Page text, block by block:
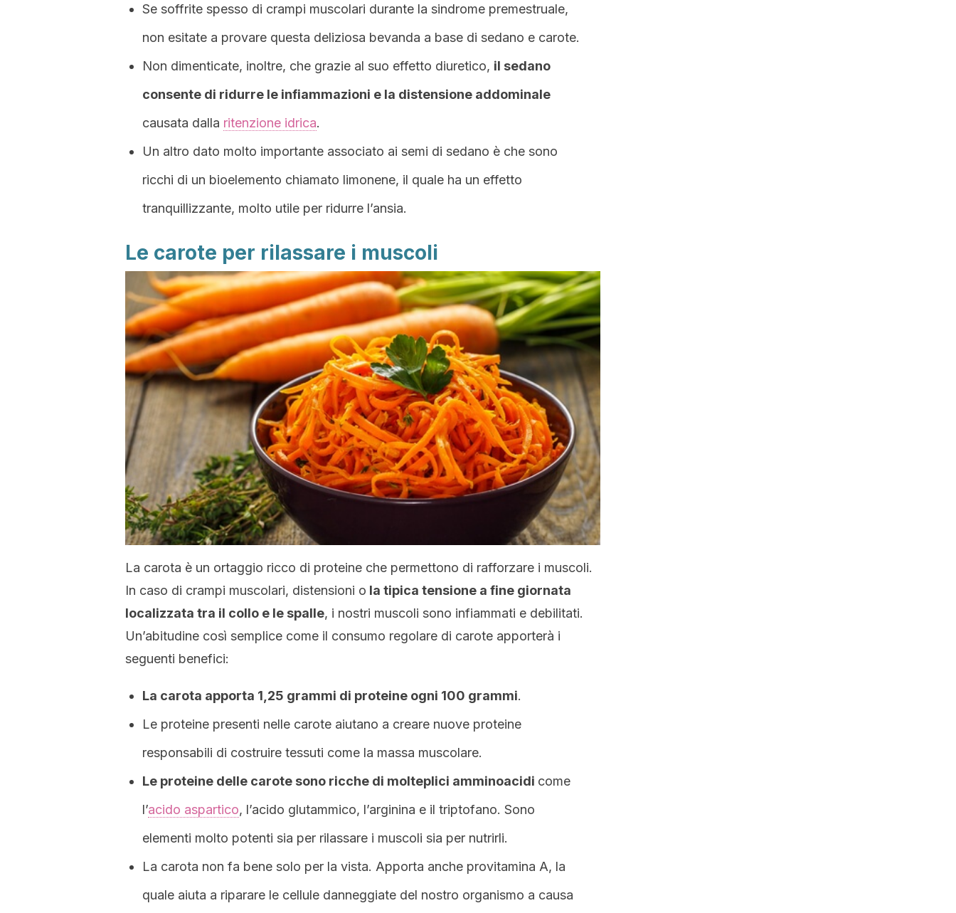
Se soffrite spesso di crampi muscolari durante la sindrome premestruale,
non esitate a provare questa deliziosa bevanda a base di sedano e carote.
Non dimenticate, inoltre, che grazie al suo effetto diuretico, il sedano
consente di ridurre le infiammazioni e la distensione addominale
causata dalla ritenzione idrica.
Un altro dato molto importante associato ai semi di sedano è che sono
ricchi di un bioelemento chiamato limonene, il quale ha un effetto
tranquillizzante, molto utile per ridurre l’ansia.
Le carote per rilassare i muscoli
La carota è un ortaggio ricco di proteine che permettono di rafforzare i muscoli.
In caso di crampi muscolari, distensioni o la tipica tensione a fine giornata
localizzata tra il collo e le spalle, i nostri muscoli sono infiammati e debilitati.
Un’abitudine così semplice come il consumo regolare di carote apporterà i
seguenti benefici:
La carota apporta 1,25 grammi di proteine ogni 100 grammi.
Le proteine presenti nelle carote aiutano a creare nuove proteine
responsabili di costruire tessuti come la massa muscolare.
Le proteine delle carote sono ricche di molteplici amminoacidi come
l’acido aspartico, l’acido glutammico, l’arginina e il triptofano. Sono
elementi molto potenti sia per rilassare i muscoli sia per nutrirli.
La carota non fa bene solo per la vista. Apporta anche provitamina A, la
quale aiuta a riparare le cellule danneggiate del nostro organismo a causa